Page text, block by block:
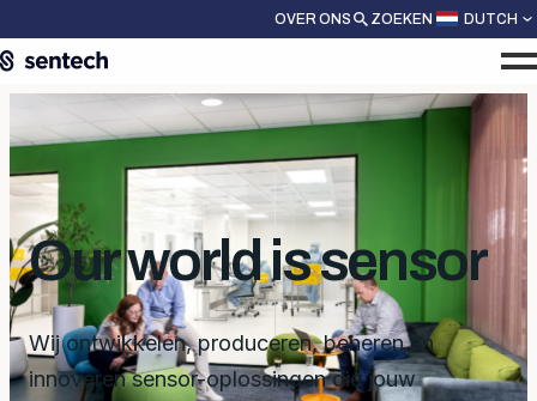
OVER ONS ZOEKEN DUTCH
Our world is sensor
Wij ontwikkelen, produceren, beheren en
innoveren sensor-oplossingen die jouw